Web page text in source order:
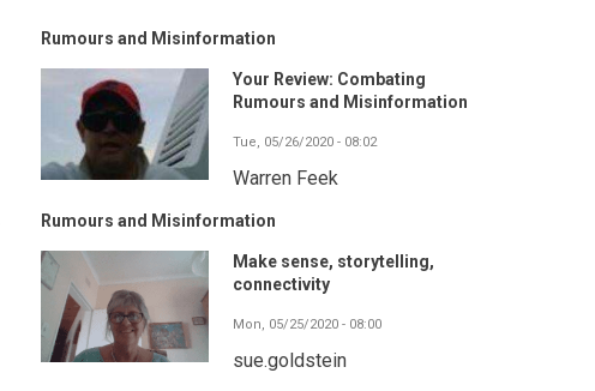
Rumours and Misinformation
Your Review: Combating
Rumours and Misinformation
Tue, 05/26/2020 - 08:02
Warren Feek
Rumours and Misinformation
Make sense, storytelling,
connectivity
Mon, 05/25/2020 - 08:00
sue.goldstein